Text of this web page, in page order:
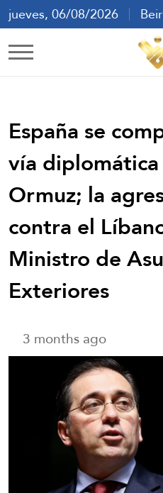
jueves, 06/08/2026
ع
España se
vía
Ormuz; la
contra el
Ministro de
Exteriores
3 months ago